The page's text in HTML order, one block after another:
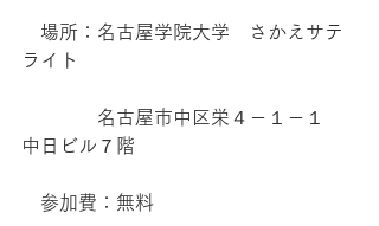
場所：名古屋学院大学　さかえサテ
ライト
名古屋市中区栄４－１－１
中日ビル７階
参加費：無料